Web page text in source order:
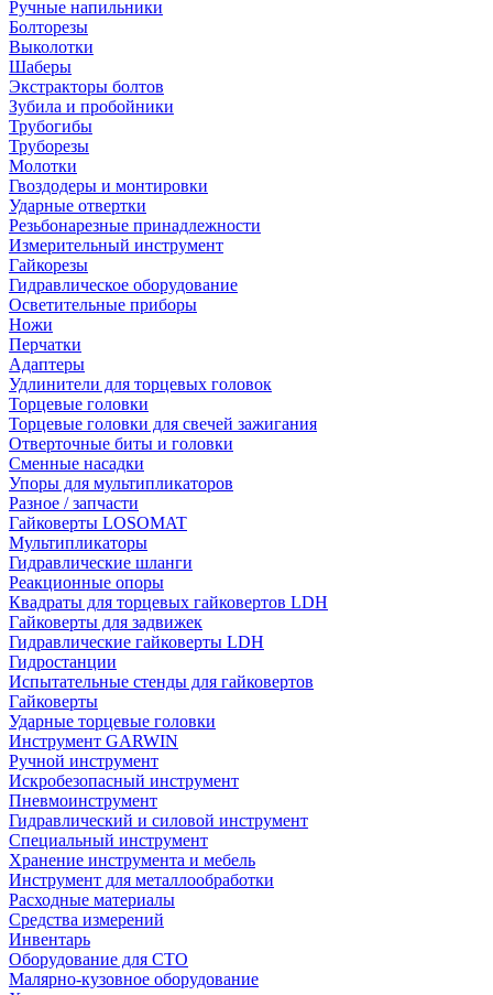
Ручные напильники
Болторезы
Выколотки
Шаберы
Экстракторы болтов
Зубила и пробойники
Трубогибы
Труборезы
Молотки
Гвоздодеры и монтировки
Ударные отвертки
Резьбонарезные принадлежности
Измерительный инструмент
Гайкорезы
Гидравлическое оборудование
Осветительные приборы
Ножи
Перчатки
Адаптеры
Удлинители для торцевых головок
Торцевые головки
Торцевые головки для свечей зажигания
Отверточные биты и головки
Сменные насадки
Упоры для мультипликаторов
Разное / запчасти
Гайковерты LOSOMAT
Мультипликаторы
Гидравлические шланги
Реакционные опоры
Квадраты для торцевых гайковертов LDH
Гайковерты для задвижек
Гидравлические гайковерты LDH
Гидростанции
Испытательные стенды для гайковертов
Гайковерты
Ударные торцевые головки
Инструмент GARWIN
Ручной инструмент
Искробезопасный инструмент
Пневмоинструмент
Гидравлический и силовой инструмент
Специальный инструмент
Хранение инструмента и мебель
Инструмент для металлообработки
Расходные материалы
Средства измерений
Инвентарь
Оборудование для СТО
Малярно-кузовное оборудование